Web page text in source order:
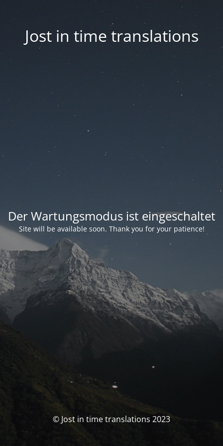
Jost in time translations
Der Wartungsmodus ist eingeschaltet
Site will be available soon. Thank you for your patience!
© Jost in time translations 2023